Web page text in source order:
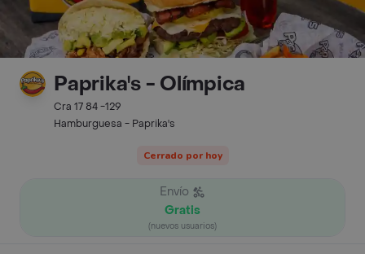
Paprika's - Olímpica
Cra 17 84 -129
Hamburguesa - Paprika's
Cerrado por hoy
Envío
Gratis
(nuevos usuarios)